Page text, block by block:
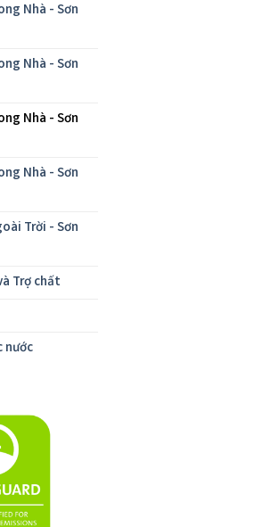
Nhà - Sơn
Nhà - Sơn
Nhà - Sơn
Nhà - Sơn
Trời - Sơn
Trợ chất
nước